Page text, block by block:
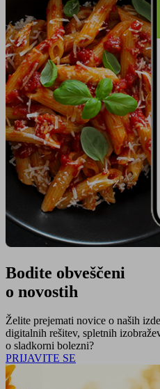
Bodite obveščeni
o novostih
Želite prejemati novice o naših
digitalnih rešitev, spletnih
o sladkorni bolezni?
PRIJAVITE SE